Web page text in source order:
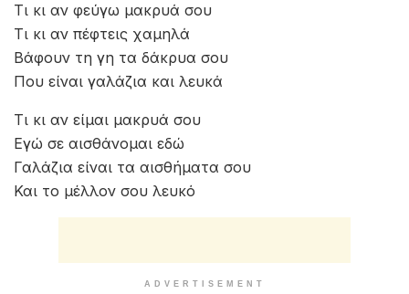
Τι κι αν φεύγω μακρυά σου
Τι κι αν πέφτεις χαμηλά
Βάφουν τη γη τα δάκρυα σου
Που είναι γαλάζια και λευκά
Τι κι αν είμαι μακρυά σου
Εγώ σε αισθάνομαι εδώ
Γαλάζια είναι τα αισθήματα σου
Και το μέλλον σου λευκό
ADVERTISEMENT